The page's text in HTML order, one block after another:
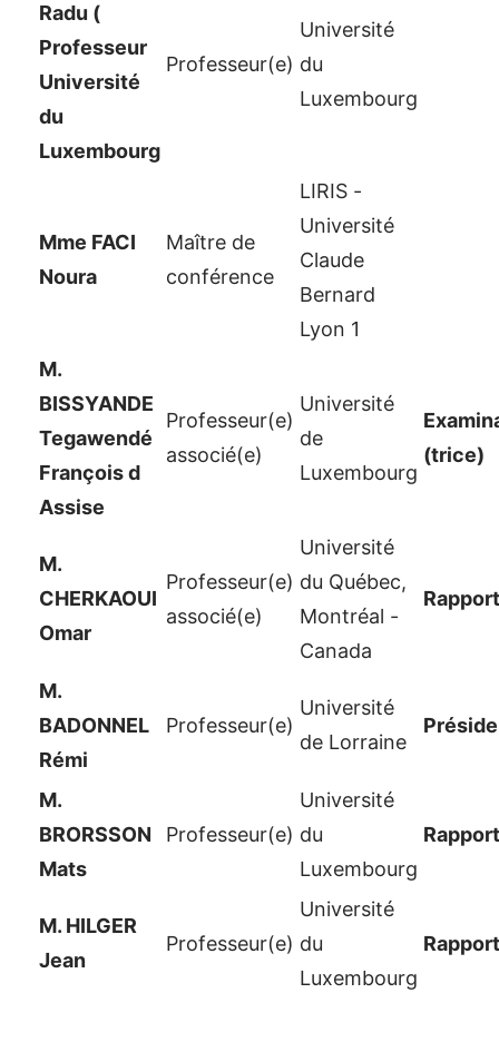
Radu (
Professeur
Université
du
Luxembourg
Professeur(e)
Université
du
Luxembourg
Mme FACI
Noura
Maître de
conférence
LIRIS -
Université
Claude
Bernard
Lyon 1
M.
BISSYANDE
Tegawendé
François d
Assise
Professeur(e)
associé(e)
Université
de
Luxembourg
(trice)
M.
CHERKAOUI
Omar
Professeur(e)
associé(e)
Université
du Québec,
Montréal -
Canada
M.
BADONNEL
Rémi
Professeur(e)
Université
de Lorraine
M.
BRORSSON
Mats
Professeur(e)
Université
du
Luxembourg
M. HILGER
Jean
Professeur(e)
Université
du
Luxembourg